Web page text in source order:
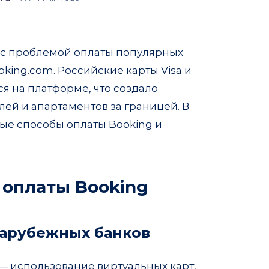
с проблемой оплаты популярных
Российские карты Visa и
на платформе, что создало
и апартаментов за границей. В
способы оплаты Booking и
Booking
банков
виртуальных карт,